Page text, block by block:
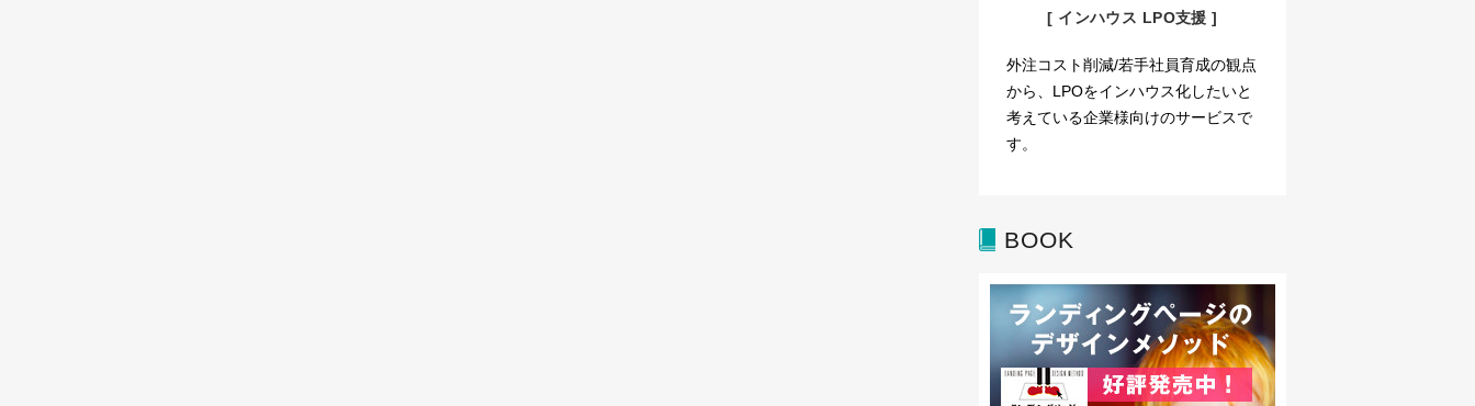
[ インハウス LPO支援 ]
外注コスト削減/若手社員育成の観点
から、LPOをインハウス化したいと
考えている企業様向けのサービスで
す。
BOOK